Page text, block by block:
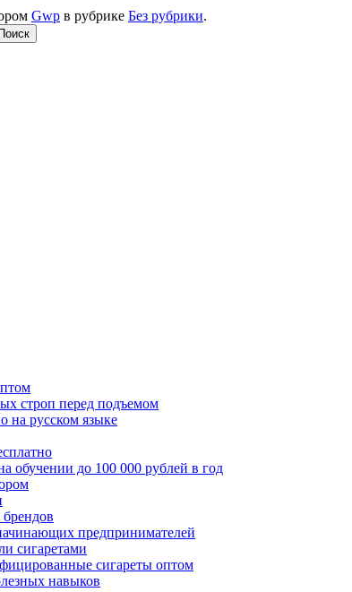
Gwp в рубрике Без рубрики.
строп перед подъемом
на русском языке
обучении до 100 000 рублей в год
предпринимателей
сигаретами
сигареты оптом
навыков